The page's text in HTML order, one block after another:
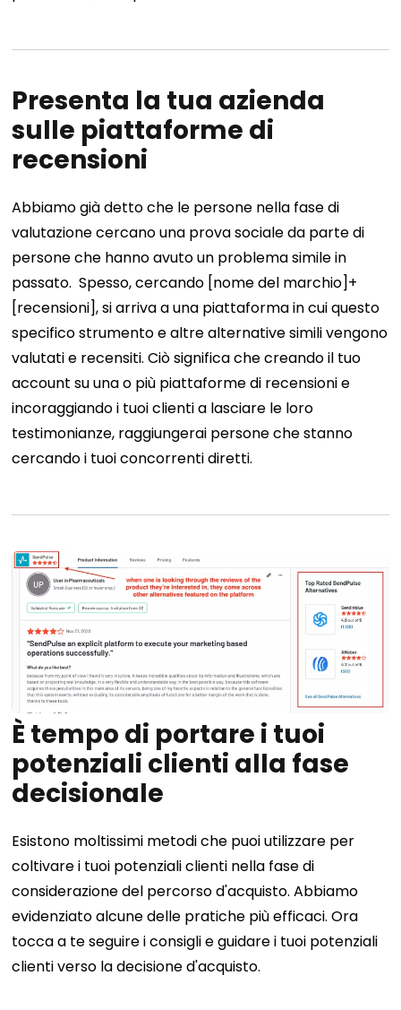
Presenta la tua azienda
sulle piattaforme di
recensioni
Abbiamo già detto che le persone nella fase di
valutazione cercano una prova sociale da parte di
persone che hanno avuto un problema simile in
passato. Spesso, cercando [nome del marchio]+
[recensioni], si arriva a una piattaforma in cui questo
specifico strumento e altre alternative simili vengono
valutati e recensiti. Ciò significa che creando il tuo
account su una o più piattaforme di recensioni e
incoraggiando i tuoi clienti a lasciare le loro
testimonianze, raggiungerai persone che stanno
cercando i tuoi concorrenti diretti.
È tempo di portare i tuoi
potenziali clienti alla fase
decisionale
Esistono moltissimi metodi che puoi utilizzare per
coltivare i tuoi potenziali clienti nella fase di
considerazione del percorso d'acquisto. Abbiamo
evidenziato alcune delle pratiche più efficaci. Ora
tocca a te seguire i consigli e guidare i tuoi potenziali
clienti verso la decisione d'acquisto.